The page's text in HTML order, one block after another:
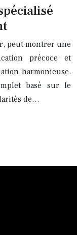
peut montrer une
précoce et
harmonieuse.
basé sur le
de…